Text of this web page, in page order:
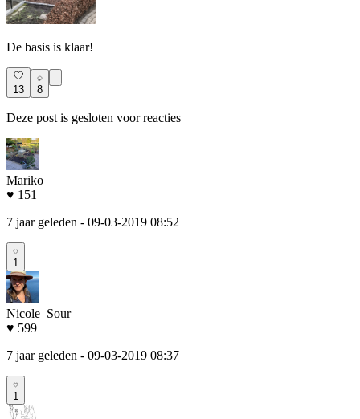
De basis is klaar!
13 8
Deze post is gesloten voor reacties
Mariko
♥ 151
7 jaar geleden - 09-03-2019 08:52
1
Nicole_Sour
♥ 599
7 jaar geleden - 09-03-2019 08:37
1